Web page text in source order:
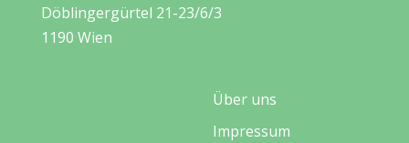
Döblingergürtel 21-23/6/3
1190 Wien
Über uns
Impressum